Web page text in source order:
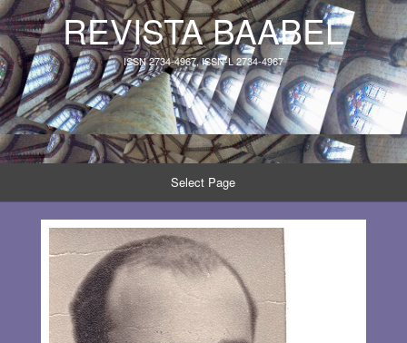
REVISTA BAABEL
ISSN 2734-4967, ISSN-L 2734-4967
Select Page